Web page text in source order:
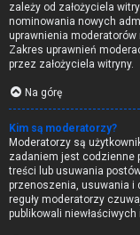
zależy od założyciela
nominowania nowych
uprawnienia
Zakres uprawnień
przez założyciela witryny.
Na górę
Kim są moderatorzy?
Moderatorzy są
zadaniem jest codzienne
treści lub usuwania
przenoszenia, usuwania i
reguły moderatorzy
publikowali